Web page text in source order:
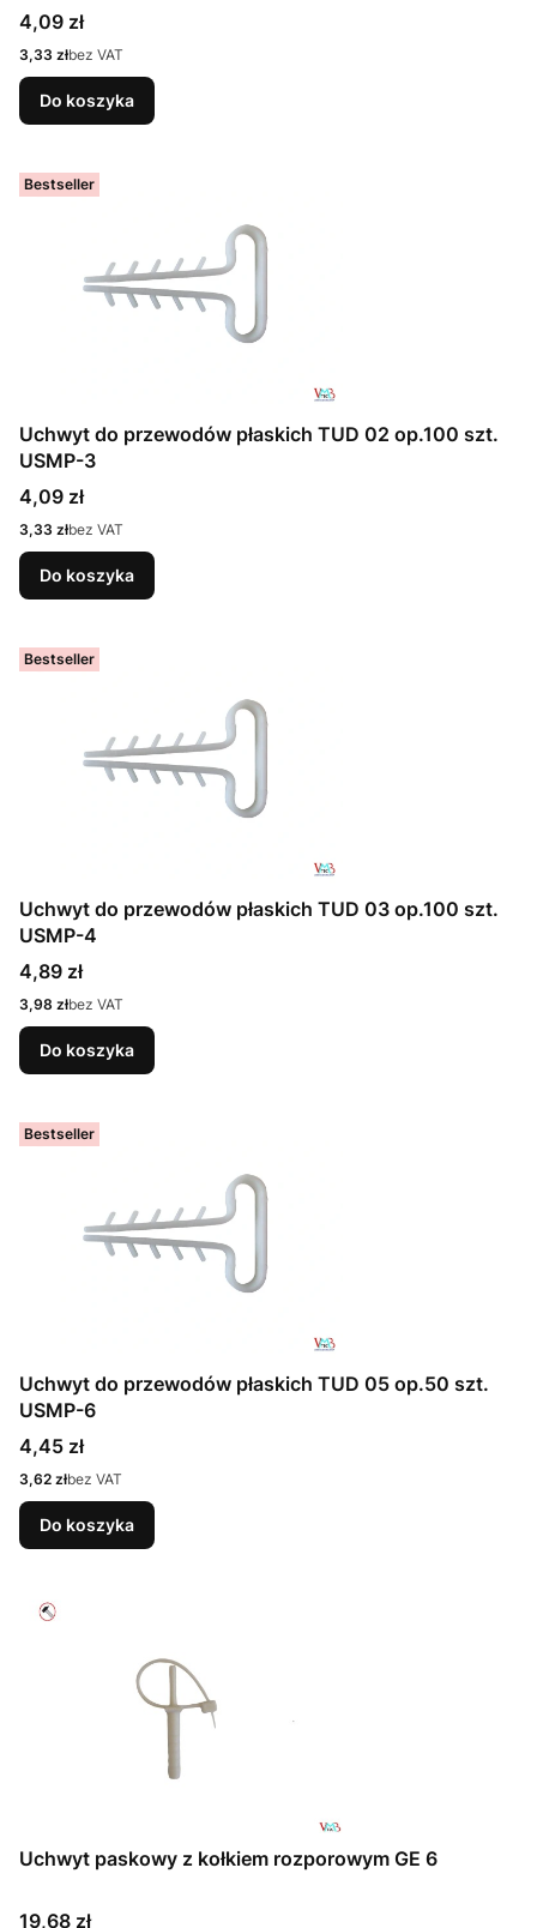
Cena
4,09 zł
Cena
3,33 złbez VAT
Do koszyka
Bestseller
Uchwyt do przewodów płaskich TUD 02 op.100 szt.
USMP-3
Cena
4,09 zł
Cena
3,33 złbez VAT
Do koszyka
Bestseller
Uchwyt do przewodów płaskich TUD 03 op.100 szt.
USMP-4
Cena
4,89 zł
Cena
3,98 złbez VAT
Do koszyka
Bestseller
Uchwyt do przewodów płaskich TUD 05 op.50 szt.
USMP-6
Cena
4,45 zł
Cena
3,62 złbez VAT
Do koszyka
Uchwyt paskowy z kołkiem rozporowym GE 6
Cena
19,68 zł